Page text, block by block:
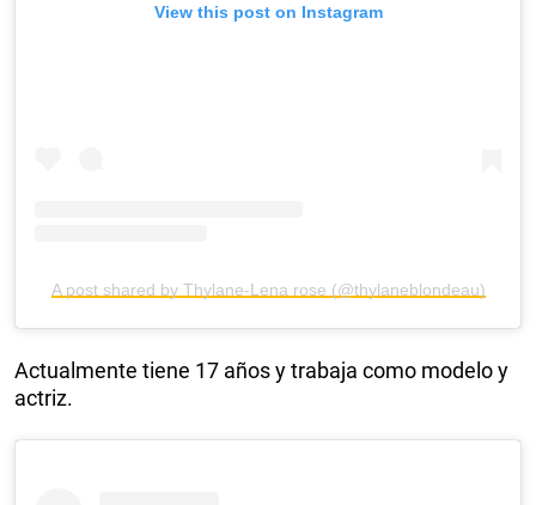
View this post on Instagram
A post shared by Thylane-Lena rose (@thylaneblondeau)
Actualmente tiene 17 años y trabaja como modelo y
actriz.